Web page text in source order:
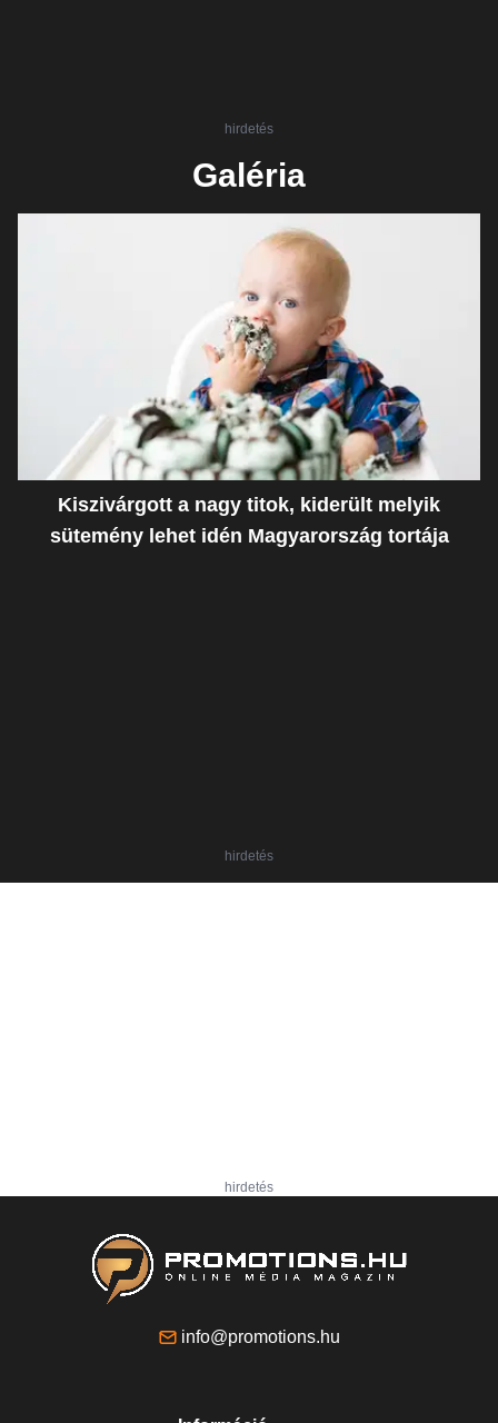
hirdetés
Galéria
Kiszivárgott a nagy titok, kiderült melyik
sütemény lehet idén Magyarország tortája
hirdetés
hirdetés
info@promotions.hu